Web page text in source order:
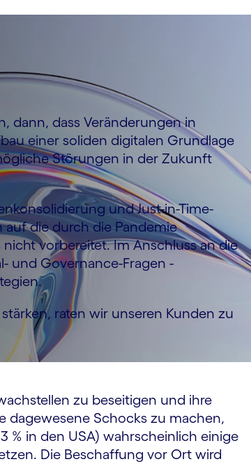
dann, dass Veränderungen in
einer soliden digitalen Grundlage
Störungen in der Zukunft
und Just-in-Time-
die durch die Pandemie
vorbereitet. Im Anschluss an die
und Governance-Fragen -
raten wir unseren Kunden zu
zu beseitigen und ihre
dagewesene Schocks zu machen,
% in den USA) wahrscheinlich einige
Die Beschaffung vor Ort wird